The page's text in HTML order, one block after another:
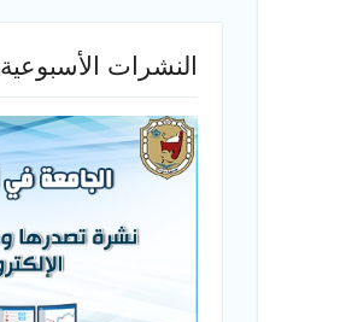
النشرات الأسبوعية